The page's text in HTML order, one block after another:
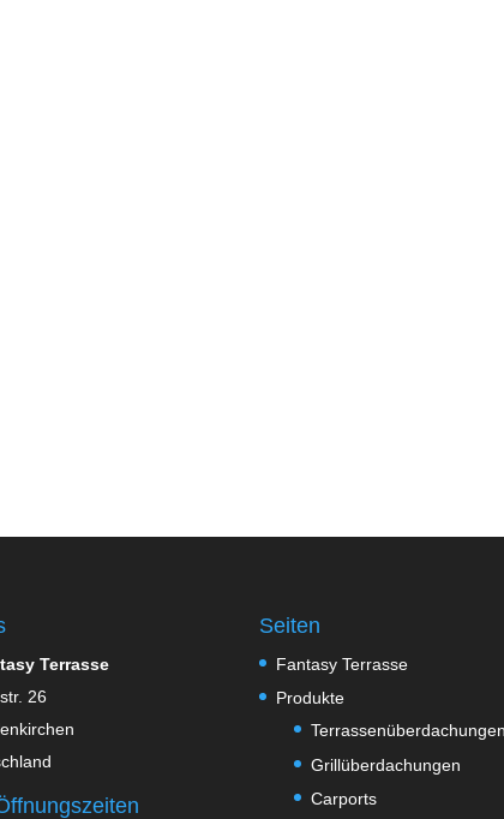
Terrasse
26
Seiten
Fantasy Terrasse
Produkte
Terrassenüberdachungen
Grillüberdachungen
Carports